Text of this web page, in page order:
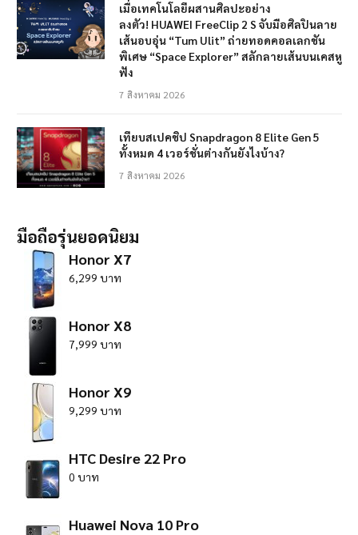
เมื่อเทคโนโลยีผสานศิลปะอย่าง
ลงตัว! HUAWEI FreeClip 2 S จับมือศิลปินลาย
เส้นอบอุ่น “Tum Ulit” ถ่ายทอดคอลเลกชัน
พิเศษ “Space Explorer” สลักลายเส้นบนเคสหู
ฟัง
7 สิงหาคม 2026
เทียบสเปคชิป Snapdragon 8 Elite Gen 5
ทั้งหมด 4 เวอร์ชั่นต่างกันยังไงบ้าง?
7 สิงหาคม 2026
มือถือรุ่นยอดนิยม
Honor X7
6,299 บาท
Honor X8
7,999 บาท
Honor X9
9,299 บาท
HTC Desire 22 Pro
0 บาท
Huawei Nova 10 Pro